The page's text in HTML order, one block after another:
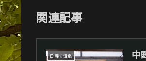
関連記事
日帰り温泉 中